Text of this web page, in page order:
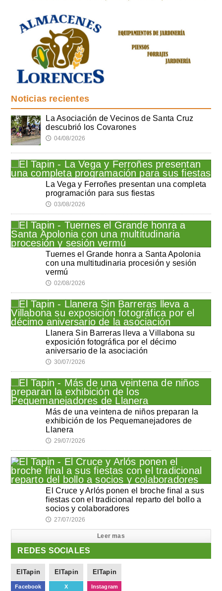
Noticias recientes
La Asociación de Vecinos de Santa Cruz
descubrió los Covarones
🕔 04/08/2026
La Vega y Ferroñes presentan una completa
programación para sus fiestas
🕔 03/08/2026
Tuernes el Grande honra a Santa Apolonia
con una multitudinaria procesión y sesión
vermú
🕔 02/08/2026
Llanera Sin Barreras lleva a Villabona su
exposición fotográfica por el décimo
aniversario de la asociación
🕔 30/07/2026
Más de una veintena de niños preparan la
exhibición de los Pequemanejadores de
Llanera
🕔 29/07/2026
El Cruce y Arlós ponen el broche final a sus
fiestas con el tradicional reparto del bollo a
socios y colaboradores
🕔 27/07/2026
Leer mas
REDES SOCIALES
ElTapin
Facebook
ElTapin
X
ElTapin
Instagram